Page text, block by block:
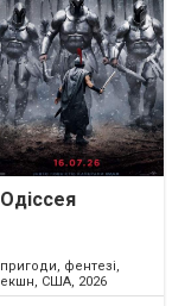
Одіссея
пригоди, фентезі,
екшн, США, 2026